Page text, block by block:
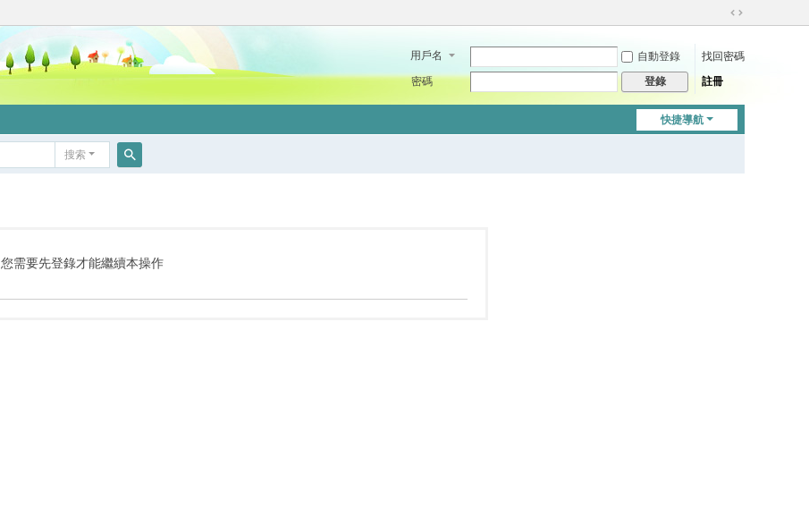
切
到
用戶名 自動登錄
找回密碼
密碼
登錄 註冊
快捷導航
搜索
您需要先登錄才能繼續本操作